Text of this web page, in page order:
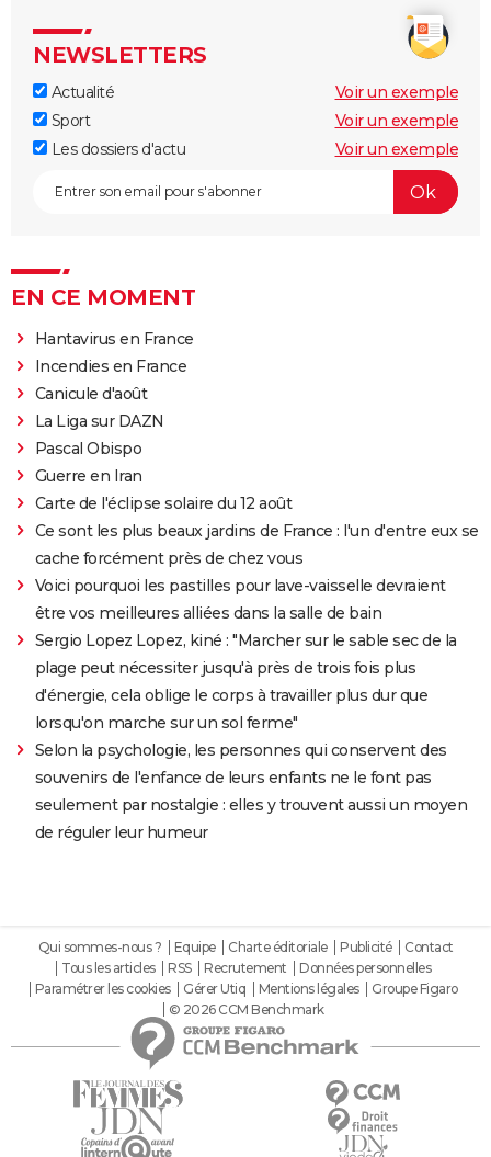
NEWSLETTERS
Actualité
Voir un exemple
Sport
Voir un exemple
Les dossiers d'actu
Voir un exemple
EN CE MOMENT
Hantavirus en France
Incendies en France
Canicule d'août
La Liga sur DAZN
Pascal Obispo
Guerre en Iran
Carte de l'éclipse solaire du 12 août
Ce sont les plus beaux jardins de France : l'un d'entre eux se
cache forcément près de chez vous
Voici pourquoi les pastilles pour lave-vaisselle devraient
être vos meilleures alliées dans la salle de bain
Sergio Lopez Lopez, kiné : "Marcher sur le sable sec de la
plage peut nécessiter jusqu'à près de trois fois plus
d'énergie, cela oblige le corps à travailler plus dur que
lorsqu'on marche sur un sol ferme"
Selon la psychologie, les personnes qui conservent des
souvenirs de l'enfance de leurs enfants ne le font pas
seulement par nostalgie : elles y trouvent aussi un moyen
de réguler leur humeur
Qui sommes-nous ? Equipe Charte éditoriale Publicité
Contact
Tous les articles
RSS Recrutement
Données personnelles
Paramétrer les cookies
Gérer Utiq Mentions légales
Groupe Figaro
© 2026 CCM Benchmark